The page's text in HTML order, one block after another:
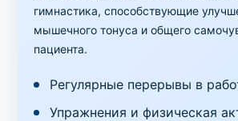
гимнастика, способствующие
мышечного тонуса и общего
пациента.
Регулярные перерывы в
Упражнения и физическая